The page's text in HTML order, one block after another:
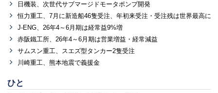
日機装、次世代サブマージドモータポンプ開発
恒力重工、7月に新造船46隻受注、年初来受注・受注残は世界最高に
J-ENG、26年4～6月期は経常益9%増
赤阪鐵工所、26年4～6月期は営業増益・経常減益
サムスン重工、スエズ型タンカー2隻受注
川崎重工、熊本地震で義援金
ひと